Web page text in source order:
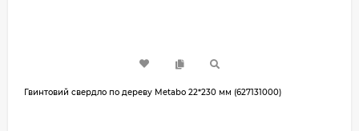
Гвинтовий свердло по дереву Metabo 22*230 мм (627131000)